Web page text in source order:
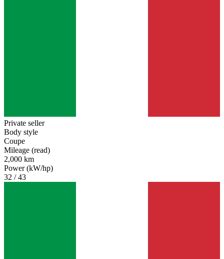
Private seller
Body style
Coupe
Mileage (read)
2,000 km
Power (kW/hp)
32 / 43